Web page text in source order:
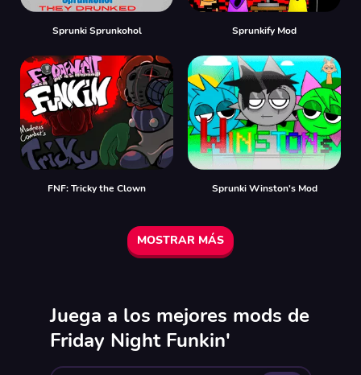
Sprunki Sprunkohol Sprunkify Mod
FNF: Tricky the Clown Sprunki Winston's Mod
MOSTRAR MÁS
Juega a los mejores mods de
Friday Night Funkin'